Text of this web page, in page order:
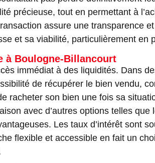
précieuse, tout en permettant à
assure une transparence
et sa viabilité, particulièrement en
à Boulogne-Billancourt
immédiat à des liquidités. Dans
de récupérer le bien vendu,
racheter son bien une fois sa
avec d’autres options telles
Les taux d’intérêt sont
flexible et accessible en fait un